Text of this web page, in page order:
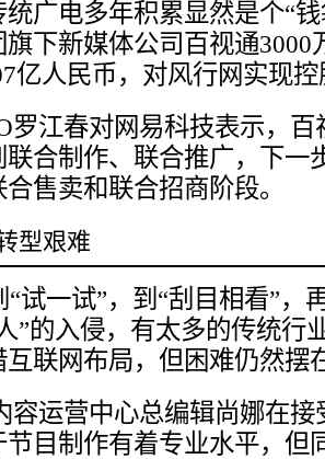
广电多年积累显然是个“
下新媒体公司百视通
亿人民币，对风行网实现控
罗江春对网易科技表示，
联合制作、联合推广，下一
售卖和联合招商阶段。
型艰难
“试一试”，到“刮目相看”，
”的入侵，有太多的传统行
联网布局，但困难仍然摆
容运营中心总编辑尚娜在
目制作有着专业水平，但